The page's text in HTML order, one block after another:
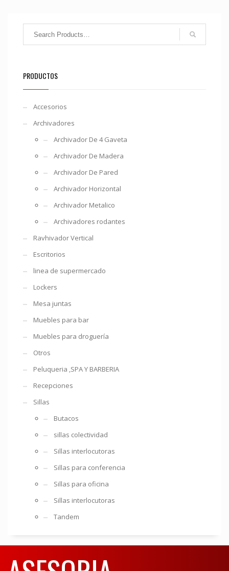
PRODUCTOS
Accesorios
Archivadores
Archivador De 4 Gaveta
Archivador De Madera
Archivador De Pared
Archivador Horizontal
Archivador Metalico
Archivadores rodantes
Ravhivador Vertical
Escritorios
linea de supermercado
Lockers
Mesa juntas
Muebles para bar
Muebles para droguería
Otros
Peluqueria ,SPA Y BARBERIA
Recepciones
Sillas
Butacos
sillas colectividad
Sillas interlocutoras
Sillas para conferencia
Sillas para oficina
Sillas interlocutoras
Tandem